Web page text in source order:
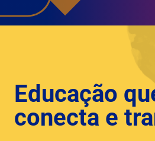
Educação
conecta e